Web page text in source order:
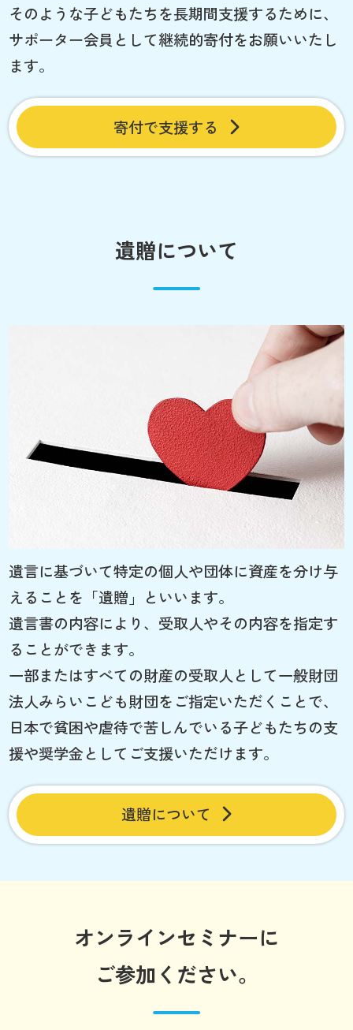
そのような子どもたちを長期間支援するために、
サポーター会員として継続的寄付をお願いいたし
ます。
寄付で支援する
遺贈について
遺言に基づいて特定の個人や団体に資産を分け与
えることを「遺贈」といいます。
遺言書の内容により、受取人やその内容を指定す
ることができます。
一部またはすべての財産の受取人として一般財団
法人みらいこども財団をご指定いただくことで、
日本で貧困や虐待で苦しんでいる子どもたちの支
援や奨学金としてご支援いただけます。
遺贈について
オンラインセミナーに
ご参加ください。